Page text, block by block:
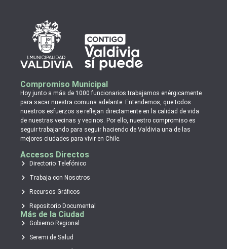
Compromiso Municipal
Hoy junto a más de 1000 funcionarios trabajamos enérgicamente
para sacar nuestra comuna adelante. Entendemos, que todos
nuestros esfuerzos se reflejan directamente en la calidad de vida
de nuestras vecinas y vecinos. Por ello, nuestro compromiso es
seguir trabajando para seguir haciendo de Valdivia una de las
mejores ciudades para vivir en Chile.
Accesos Directos
Directorio Telefónico
Trabaja con Nosotros
Recursos Gráficos
Repositorio Documental
Más de la Ciudad
Gobierno Regional
Seremi de Salud